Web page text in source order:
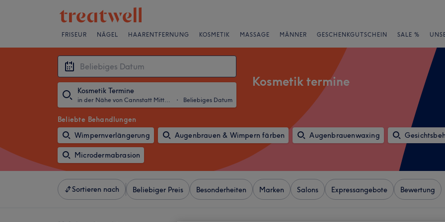
FRISEUR NÄGEL HAARENTFERNUNG KOSMETIK MASSAGE MÄNNER GESCHENKGUTSCHEIN SALE %
Kosmetik Termine
in der Nähe von Cannstatt Mitte, Stuttgart ・ Beliebiges Datum
Kosmetik termine
Beliebte Behandlungen
Wimpernverlängerung
Augenbrauen & Wimpern färben Augenbrauenwaxing
Microdermabrasion
Sortieren nach Beliebiger Preis Besonderheiten Marken Salons Expressangebote Bewertung